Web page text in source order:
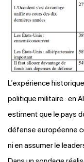
L'expérience
politique militaire : en
estiment que le pays
défense européenne
ni en assumer le